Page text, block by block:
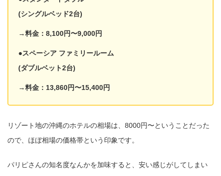
(シングルベッド2台)
→料金：8,100円〜9,000円
●スペーシア ファミリールーム
(ダブルベット2台)
→料金：13,860円〜15,400円
リゾート地の沖縄のホテルの相場は、8000円〜ということだった
ので、ほぼ相場の価格帯という印象です。
パリピさんの知名度なんかを加味すると、安い感じがしてしまい